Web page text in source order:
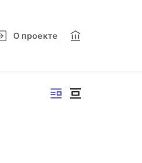
О проекте